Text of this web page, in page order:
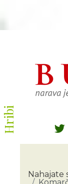
Hribi
Nahajate